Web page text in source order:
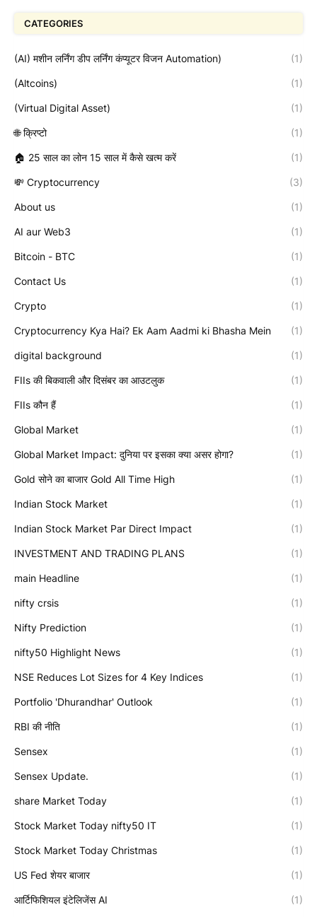
CATEGORIES
(AI) मशीन लर्निंग डीप लर्निंग कंप्यूटर विजन Automation) (1)
(Altcoins) (1)
(Virtual Digital Asset) (1)
🌐 क्रिप्टो (1)
🏠 25 साल का लोन 15 साल में कैसे खत्म करें (1)
💸 Cryptocurrency (3)
About us (1)
AI aur Web3 (1)
Bitcoin - BTC (1)
Contact Us (1)
Crypto (1)
Cryptocurrency Kya Hai? Ek Aam Aadmi ki Bhasha Mein (1)
digital background (1)
FIIs की बिकवाली और दिसंबर का आउटलुक (1)
FIIs कौन हैं (1)
Global Market (1)
Global Market Impact: दुनिया पर इसका क्या असर होगा? (1)
Gold सोने का बाजार Gold All Time High (1)
Indian Stock Market (1)
Indian Stock Market Par Direct Impact (1)
INVESTMENT AND TRADING PLANS (1)
main Headline (1)
nifty crsis (1)
Nifty Prediction (1)
nifty50 Highlight News (1)
NSE Reduces Lot Sizes for 4 Key Indices (1)
Portfolio 'Dhurandhar' Outlook (1)
RBI की नीति (1)
Sensex (1)
Sensex Update. (1)
share Market Today (1)
Stock Market Today nifty50 IT (1)
Stock Market Today Christmas (1)
US Fed शेयर बाजार (1)
आर्टिफिशियल इंटेलिजेंस AI (1)